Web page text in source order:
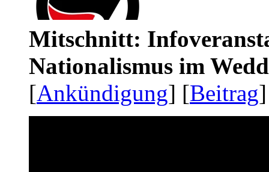
Mitschnitt:
Nationalismus im
[Ankündigung] [Beitrag